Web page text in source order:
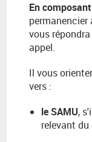
En
vous
appel.
Il vous
vers :
le SAMU,
relevant